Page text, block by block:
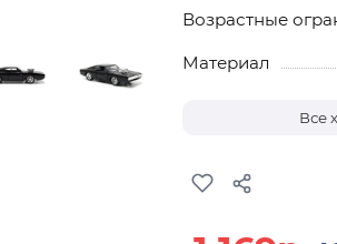
Возрастные
Материал
Все